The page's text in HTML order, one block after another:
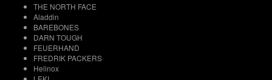
THE NORTH FACE
Aladdin
BAREBONES
DARN TOUGH
FEUERHAND
FREDRIK PACKERS
Helinox